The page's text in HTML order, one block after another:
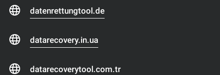
datenrettungtool.de
datarecovery.in.ua
datarecoverytool.com.tr